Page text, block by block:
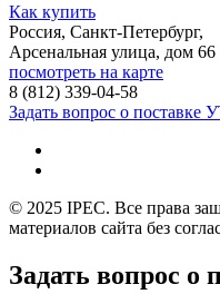
Как купить
Россия, Санкт-Петербург,
Арсенальная улица, дом 66
посмотреть на карте
8 (812) 339-04-58
Задать вопрос о поставке
© 2025 IPEC. Все права
материалов сайта без
Задать вопрос о